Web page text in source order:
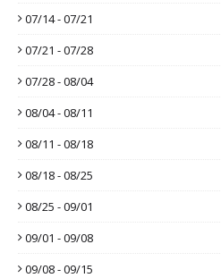
07/14 - 07/21
07/21 - 07/28
07/28 - 08/04
08/04 - 08/11
08/11 - 08/18
08/18 - 08/25
08/25 - 09/01
09/01 - 09/08
09/08 - 09/15